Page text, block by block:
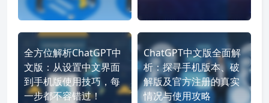
全方位解析ChatGPT中
文版：从设置中文界面
到手机版使用技巧，每
一步都不容错过！
ChatGPT中文版全面解
析：探寻手机版本、破
解版及官方注册的真实
情况与使用攻略